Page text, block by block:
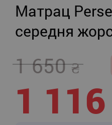
Матрац
середня
1 650
1 116